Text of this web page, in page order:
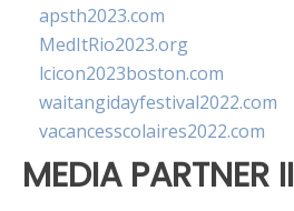
apsth2023.com
MedItRio2023.org
lcicon2023boston.com
waitangidayfestival2022.com
vacancesscolaires2022.com
MEDIA PARTNER II